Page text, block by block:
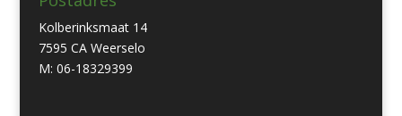
Kolberinksmaat 14
7595 CA Weerselo
M: 06-18329399